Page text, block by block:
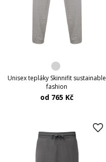
Unisex tepláky Skinnifit sustainable
fashion
od 765 Kč